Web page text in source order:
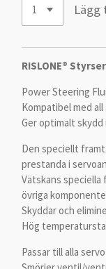
RISLONE®
Power Steering
Kompatibel med
Ger optimalt
Den speciellt
prestanda i
Vätskans
övriga
Skyddar och
Hög
Passar till alla